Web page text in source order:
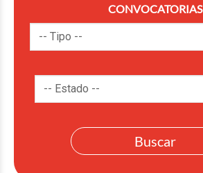
CONVOCATORIAS